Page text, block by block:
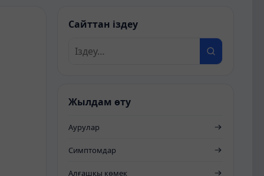
Сайттан іздеу
Жылдам өту
Аурулар
Симптомдар
Алғашқы көмек